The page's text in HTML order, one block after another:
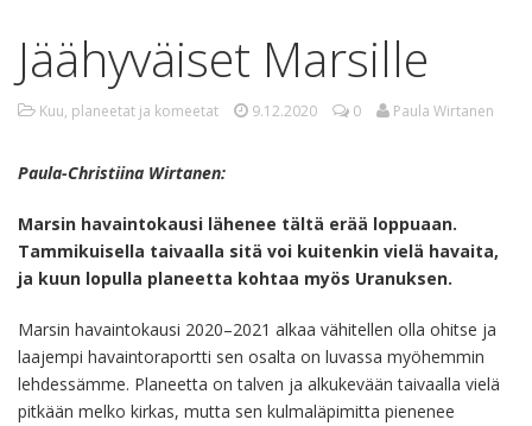
Jäähyväiset Marsille
Kuu, planeetat ja komeetat 9.12.2020 0 Paula Wirtanen
Paula-Christiina Wirtanen:
Marsin havaintokausi lähenee tältä erää loppuaan.
Tammikuisella taivaalla sitä voi kuitenkin vielä havaita,
ja kuun lopulla planeetta kohtaa myös Uranuksen.
Marsin havaintokausi 2020–2021 alkaa vähitellen olla ohitse ja
laajempi havaintoraportti sen osalta on luvassa myöhemmin
lehdessämme. Planeetta on talven ja alkukevään taivaalla vielä
pitkään melko kirkas, mutta sen kulmaläpimitta pienenee